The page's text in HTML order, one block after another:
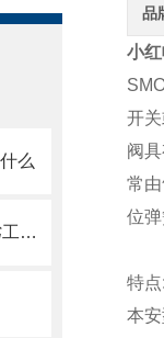
么
VEGA 料位计在露天矿场实现恶劣工况下的精准测量
品
小
开
阀
常
位
特
本